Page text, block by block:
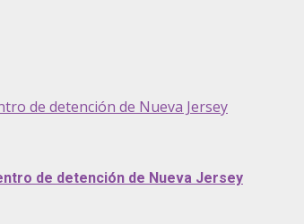
de detención de Nueva Jersey
de detención de Nueva Jersey